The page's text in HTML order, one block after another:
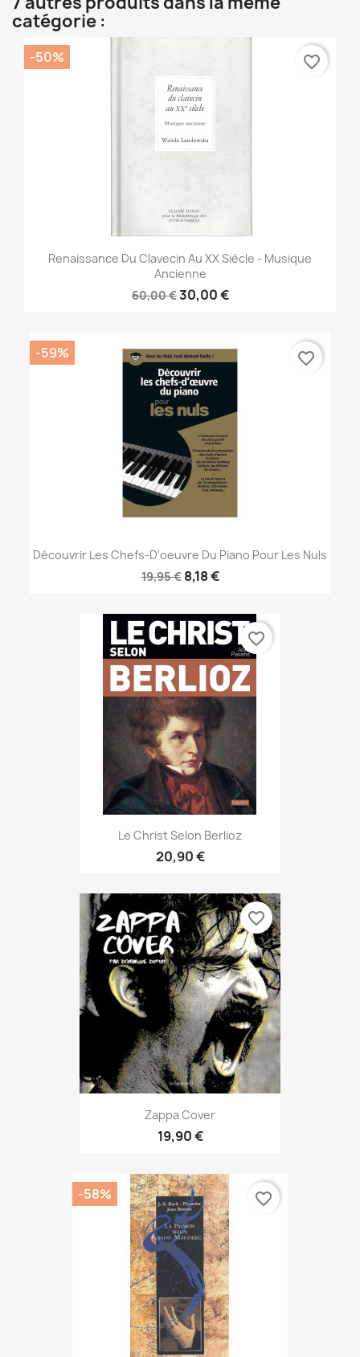
catégorie :
Renaissance Du Clavecin Au XX Siècle - Musique
Ancienne
60,00 €30,00 €
-50% favorite_border
Découvrir Les Chefs-D'oeuvre Du Piano Pour Les Nuls
19,95 € 8,18 €
-59% favorite_border
Le Christ Selon Berlioz
20,90 €
favorite_border
Zappa Cover
19,90 €
favorite_border
-58% favorite_border